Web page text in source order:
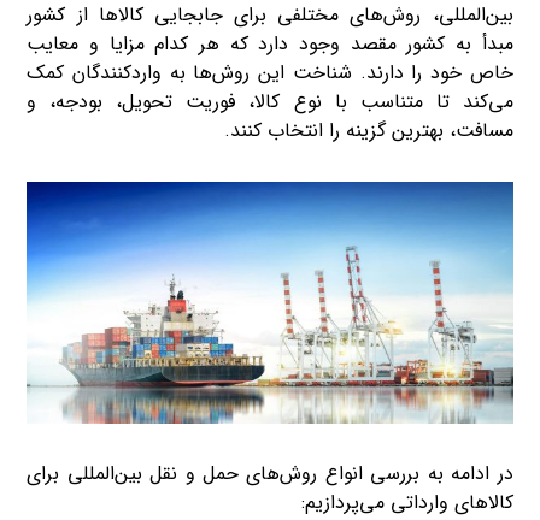
بین‌المللی، روش‌های مختلفی برای جابجایی کالاها از کشور
مبدأ به کشور مقصد وجود دارد که هر کدام مزایا و معایب
خاص خود را دارند. شناخت این روش‌ها به واردکنندگان کمک
می‌کند تا متناسب با نوع کالا، فوریت تحویل، بودجه، و
مسافت، بهترین گزینه را انتخاب کنند.
در ادامه به بررسی انواع روش‌های حمل و نقل بین‌المللی برای
کالاهای وارداتی می‌پردازیم: